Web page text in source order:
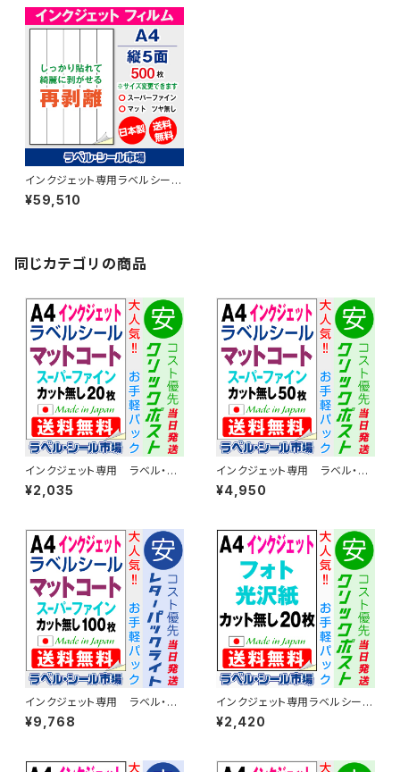
インクジェット専用ラベルシール
フィルム再剥離 A4-縦5面 500
枚 スーパーファイン T5Y1iDrs
¥59,510
同じカテゴリの商品
インクジェット専用 ラベル・シ
ール A4カット無し コート
紙 20枚 T1Y1iA-CP2
¥2,035
インクジェット専用 ラベル・シ
ール A4カット無し コート
紙 50枚 T1Y1iA-CP5
¥4,950
インクジェット専用 ラベル・シ
ール A4カット無し コート
紙 100枚 T1Y1iA-LP10
¥9,768
インクジェット専用ラベルシール
フォト光沢紙A4-カット無し 20
枚 T1Y1iC-CP2【日本製】
¥2,420